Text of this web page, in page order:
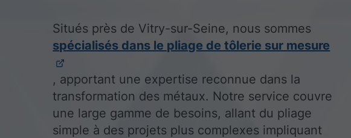
Situés près de Vitry-sur-Seine, nous sommes
spécialisés dans le pliage de tôlerie sur mesure
, apportant une expertise reconnue dans la
transformation des métaux. Notre service couvre
une large gamme de besoins, allant du pliage
simple à des projets plus complexes impliquant